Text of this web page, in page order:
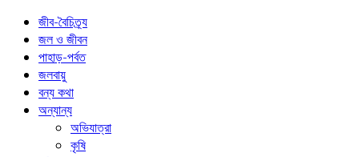
জীব-বৈচিত্র্য
জল ও জীবন
পাহাড়-পর্বত
জলবায়ু
বন্য কথা
অন্যান্য
অভিযাত্রা
কৃষি